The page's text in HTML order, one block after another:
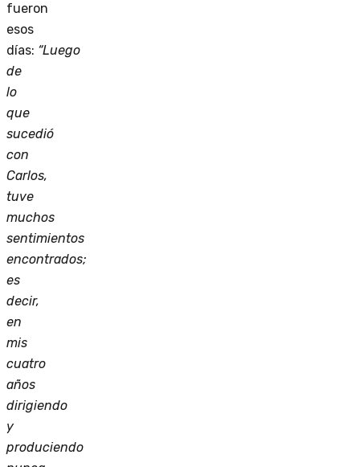
fueron
esos
días: “Luego
de
lo
que
sucedió
con
Carlos,
tuve
muchos
sentimientos
encontrados;
es
decir,
en
mis
cuatro
años
dirigiendo
y
produciendo